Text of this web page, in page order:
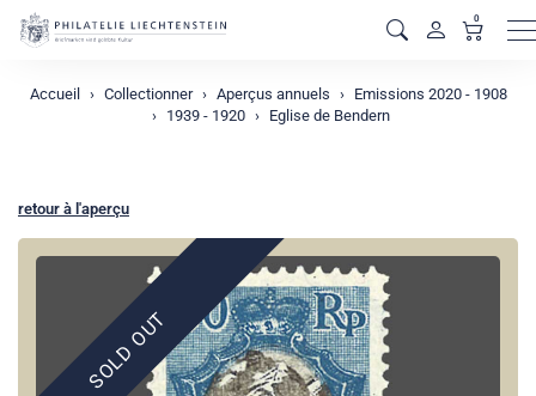
0
Accueil Collectionner Aperçus annuels
Emissions 2020 - 1908
1939 - 1920
Eglise de Bendern
retour à l'aperçu
SOLD OUT